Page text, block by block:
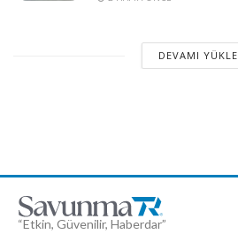
DEVAMI YÜKLE
“Etkin, Güvenilir, Haberdar”